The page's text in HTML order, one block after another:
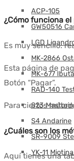
ACP-105
GW50516
LGD
MK-2866
MK-677
RAD-140
S23 Mastorin
S4 Andarine
SR-9009
YK-11 Miotina
¿Cómo funciona
Es muy sencillo:
Esta página de
Botón “Pagar”.
Para ciertos
¿Cuáles son los
Aquí tienes una